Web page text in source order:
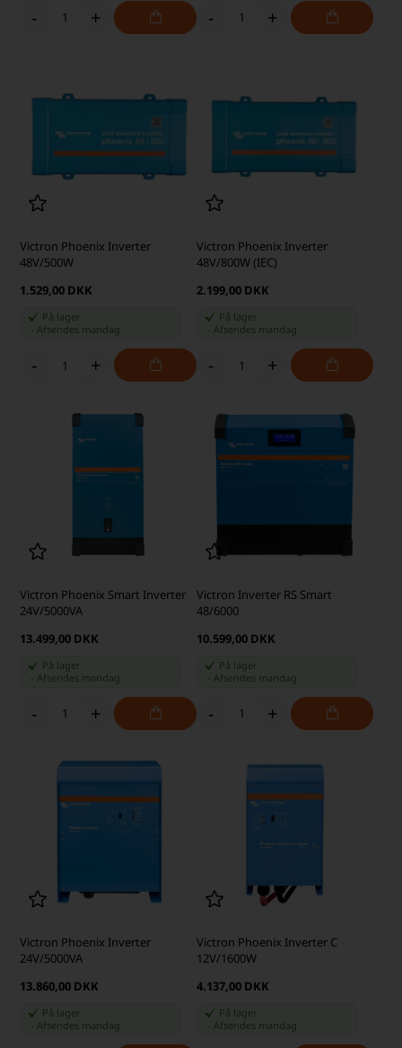
- + - +
Victron Phoenix Inverter
48V/500W
1.529,00 DKK
På lager
-Afsendes mandag
- +
Victron Phoenix Inverter
48V/800W (IEC)
2.199,00 DKK
På lager
Afsendes mandag
- +
Victron Phoenix Smart Inverter
24V/5000VA
13.499,00 DKK
På lager
Afsendes mandag
- +
Victron Inverter RS Smart
48/6000
10.599,00 DKK
På lager
Afsendes mandag
- +
Victron Phoenix Inverter
24V/5000VA
13.860,00 DKK
På lager
-Afsendes mandag
Victron Phoenix Inverter C
12V/1600W
4.137,00 DKK
På lager
Afsendes mandag